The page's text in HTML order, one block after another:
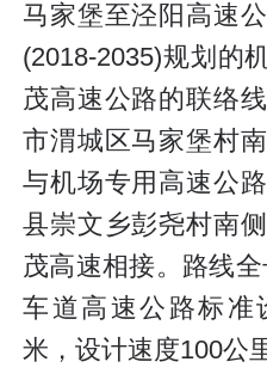
马家堡至泾阳高速
(2018-2035)规划的
茂高速公路的联络
市渭城区马家堡村
与机场专用高速公
县崇文乡彭尧村南
茂高速相接。路线
车道高速公路标准
米，设计速度100公